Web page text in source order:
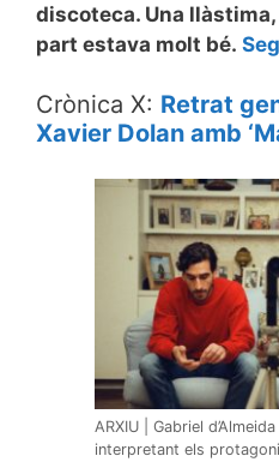
discoteca. Una
part estava molt bé.
Crònica X: Retrat
Xavier Dolan amb
ARXIU | Gabriel
interpretant els